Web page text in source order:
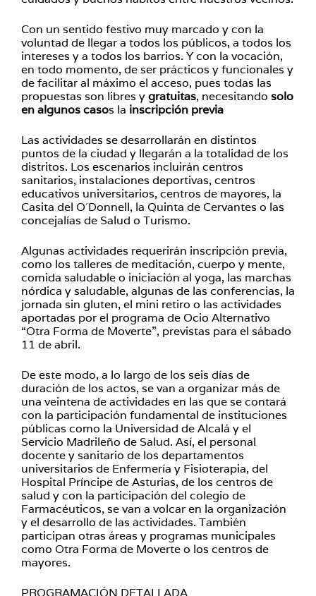
Con un sentido festivo muy marcado y con la
voluntad de llegar a todos los públicos, a todos los
intereses y a todos los barrios. Y con la vocación,
en todo momento, de ser prácticos y funcionales y
de facilitar al máximo el acceso, pues todas las
propuestas son libres ygratuitas, necesitando solo
en algunos casos la inscripción previa
Las actividades se desarrollarán en distintos
puntos de la ciudad y llegarán a la totalidad de los
distritos. Los escenarios incluirán centros
sanitarios, instalaciones deportivas, centros
educativos universitarios, centros de mayores, la
Casita del O´Donnell, la Quinta de Cervantes o las
concejalías de Salud o Turismo.
Algunas actividades requerirán inscripción previa,
como los talleres de meditación, cuerpo y mente,
comida saludable o iniciación al yoga, las marchas
nórdica y saludable, algunas de las conferencias, la
jornada sin gluten, el mini retiro o las actividades
aportadas por el programa de Ocio Alternativo
“Otra Forma de Moverte”, previstas para el sábado
11 de abril.
De este modo, a lo largo de los seis días de
duración de los actos, se van a organizar más de
una veintena de actividades en las que se contará
con la participación fundamental de instituciones
públicas como la Universidad de Alcalá y el
Servicio Madrileño de Salud. Así, el personal
docente y sanitario de los departamentos
universitarios de Enfermería y Fisioterapia, del
Hospital Príncipe de Asturias, de los centros de
salud y con la participación del colegio de
Farmacéuticos, se van a volcar en la organización
y el desarrollo de las actividades. También
participan otras áreas y programas municipales
como Otra Forma de Moverte o los centros de
mayores.
PROGRAMACIÓN DETALLADA